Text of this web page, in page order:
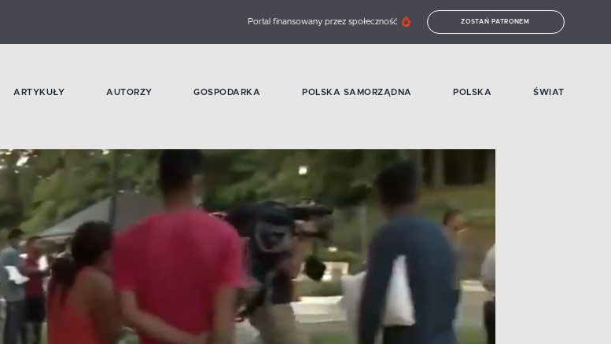
Portal finansowany przez społeczność ZOSTAŃ PATRONEM
ARTYKUŁY AUTORZY GOSPODARKA POLSKA SAMORZĄDNA POLSKA ŚWIAT